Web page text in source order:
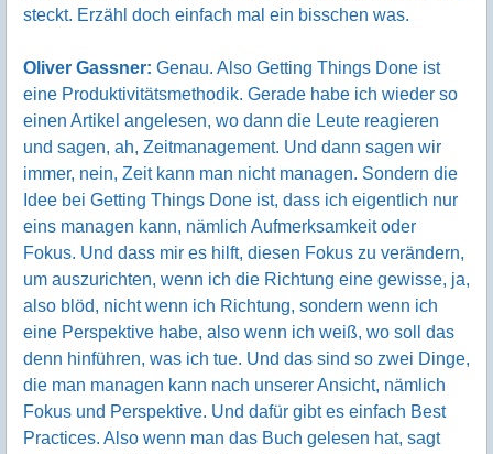
steckt. Erzähl doch einfach mal ein bisschen was.
Oliver Gassner: Genau. Also Getting Things Done ist
eine Produktivitätsmethodik. Gerade habe ich wieder so
einen Artikel angelesen, wo dann die Leute reagieren
und sagen, ah, Zeitmanagement. Und dann sagen wir
immer, nein, Zeit kann man nicht managen. Sondern die
Idee bei Getting Things Done ist, dass ich eigentlich nur
eins managen kann, nämlich Aufmerksamkeit oder
Fokus. Und dass mir es hilft, diesen Fokus zu verändern,
um auszurichten, wenn ich die Richtung eine gewisse, ja,
also blöd, nicht wenn ich Richtung, sondern wenn ich
eine Perspektive habe, also wenn ich weiß, wo soll das
denn hinführen, was ich tue. Und das sind so zwei Dinge,
die man managen kann nach unserer Ansicht, nämlich
Fokus und Perspektive. Und dafür gibt es einfach Best
Practices. Also wenn man das Buch gelesen hat, sagt